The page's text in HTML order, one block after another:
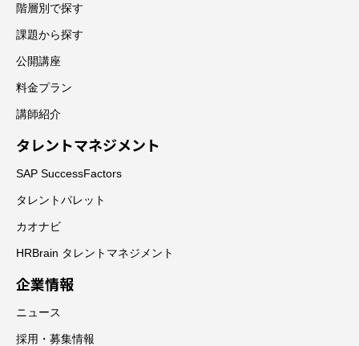
階層別で探す
課題から探す
公開講座
料金プラン
講師紹介
タレントマネジメント
SAP SuccessFactors
タレントパレット
カオナビ
HRBrain タレントマネジメント
企業情報
ニュース
採用・募集情報